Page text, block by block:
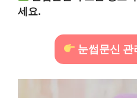
세요.
눈썹문신 관